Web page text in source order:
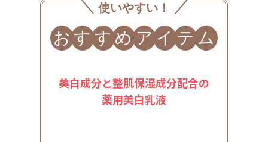
使いやすい！
お す す め ア イ テ ム
美白成分と整肌保湿成分配合の
薬用美白乳液